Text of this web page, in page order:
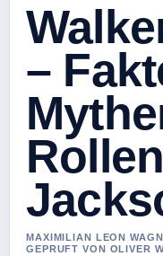
–
MAXIMILIAN LEON
GEPRUFT VON OLIVER